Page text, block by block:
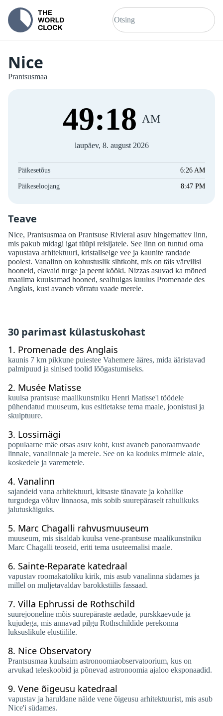
Nice
Prantsusmaa
49:19 AM
laupäev, 8. august 2026
Päikesetõus 6:26 AM
Päikeseloojang 8:47 PM
Teave
Nice, Prantsusmaa on Prantsuse Rivieral asuv hingemattev linn,
mis pakub midagi igat tüüpi reisijatele. See linn on tuntud oma
vapustava arhitektuuri, kristallselge vee ja kaunite randade
poolest. Vanalinn on kohustuslik sihtkoht, mis on täis värvilisi
hooneid, elavaid turge ja peent kööki. Nizzas asuvad ka mõned
maailma kuulsamad hooned, sealhulgas kuulus Promenade des
Anglais, kust avaneb võrratu vaade merele.
30 parimast külastuskohast
1. Promenade des Anglais
kaunis 7 km pikkune puiestee Vahemere ääres, mida ääristavad
palmipuud ja sinised toolid lõõgastumiseks.
2. Musée Matisse
kuulsa prantsuse maalikunstniku Henri Matisse'i töödele
pühendatud muuseum, kus esitletakse tema maale, joonistusi ja
skulptuure.
3. Lossimägi
populaarne mäe otsas asuv koht, kust avaneb panoraamvaade
linnale, vanalinnale ja merele. See on ka koduks mitmele aiale,
koskedele ja varemetele.
4. Vanalinn
sajandeid vana arhitektuuri, kitsaste tänavate ja kohalike
turgudega võluv linnaosa, mis sobib suurepäraselt rahulikuks
jalutuskäiguks.
5. Marc Chagalli rahvusmuuseum
muuseum, mis sisaldab kuulsa vene-prantsuse maalikunstniku
Marc Chagalli teoseid, eriti tema usuteemalisi maale.
6. Sainte-Reparate katedraal
vapustav roomakatoliku kirik, mis asub vanalinna südames ja
millel on muljetavaldav barokkstiilis fassaad.
7. Villa Ephrussi de Rothschild
suurejooneline mõis suurepäraste aedade, purskkaevude ja
kujudega, mis annavad pilgu Rothschildide perekonna
luksuslikule elustiilile.
8. Nice Observatory
Prantsusmaa kuulsaim astronoomiaobservatoorium, kus on
arvukad teleskoobid ja põnevad astronoomia ajaloo eksponaadid.
9. Vene õigeusu katedraal
vapustav ja haruldane näide vene õigeusu arhitektuurist, mis asub
Nice'i südames.